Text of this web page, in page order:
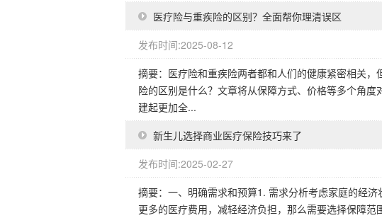
医疗险与重疾险的区别？全面帮你理清误区
发布时间:2025-08-12
摘要：医疗险和重疾险两者都和人们的健康紧密相关
险的区别是什么？文章将从保障方式、价格等多个角
建起更加全...
新生儿选择商业医疗保险技巧来了
发布时间:2025-02-27
摘要：一、明确需求和预算1. 需求分析考虑家庭的经
更多的医疗费用，减轻经济负担，那么需要选择保障